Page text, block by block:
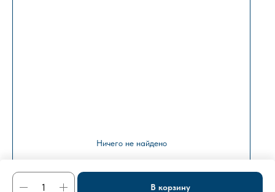
В корзину
Ничего не найдено